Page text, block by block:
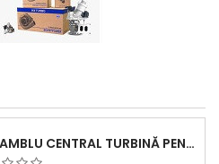
ANSAMBLU CENTRAL TURBINĂ PENTRU BMW SERIA 3, SERIA 5 ȘI X3 - PERFORMANȚĂ ȘI FIABILITATE